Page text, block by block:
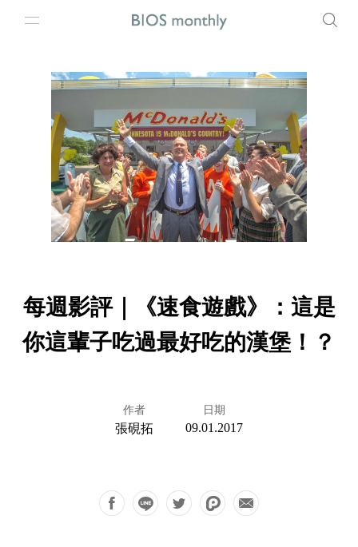
每週影評｜《速食遊戲》：這是
你這輩子吃過最好吃的漢堡！？
作者
張硯拓
日期
09.01.2017